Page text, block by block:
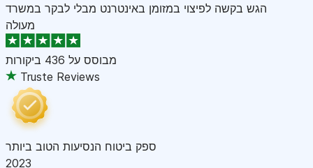
הגש בקשה לפיצוי במזומן באינטרנט מבלי לבקר במשרד
מעולה
מבוסס על
Truste Reviews
ספק ביטוח הנסיעות הטוב ביותר
2023